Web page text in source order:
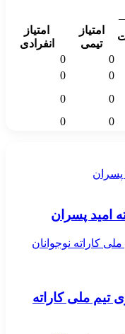
امتیاز
تیمی
امتیاز
انفرادی
0
0
0
0
0
0
0
0
پسران
امید پسران
کاراته نوجوانان
تیم ملی کاراته